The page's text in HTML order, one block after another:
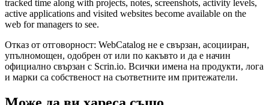
tracked time along with projects, notes, screenshots, activity levels,
active applications and visited websites become available on the
web for managers to see.
Отказ от отговорност: WebCatalog не е свързан, асоцииран,
упълномощен, одобрен от или по какъвто и да е начин
официално свързан с Scrin.io. Всички имена на продукти, лога
и марки са собственост на съответните им притежатели.